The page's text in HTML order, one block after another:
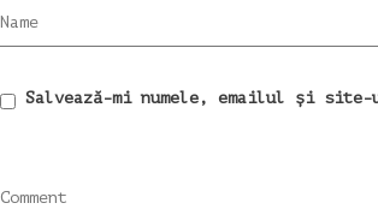
Name
Salvează-mi numele, emailul și
Comment